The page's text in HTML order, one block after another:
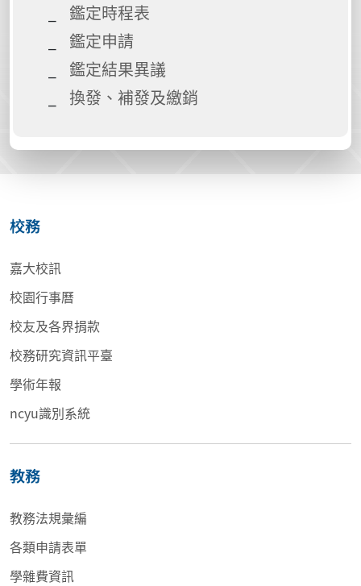
鑑定時程表
鑑定申請
鑑定結果異議
換發、補發及繳銷
校務
嘉大校訊
校園行事曆
校友及各界捐款
校務研究資訊平臺
學術年報
ncyu識別系統
教務
教務法規彙編
各類申請表單
學雜費資訊